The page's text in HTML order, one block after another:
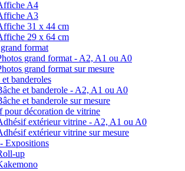
A4
A3
31 x 44 cm
29 x 64 cm
format
grand format - A2, A1 ou A0
grand format sur mesure
et banderoles
et banderole - A2, A1 ou A0
et banderole sur mesure
pour décoration de vitrine
extérieur vitrine - A2, A1 ou A0
extérieur vitrine sur mesure
Expositions
up